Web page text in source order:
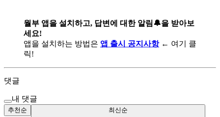
월부 앱을 설치하고, 답변에 대한 알림🔔을 받아보
세요!
앱을 설치하는 방법은 앱 출시 공지사항← 여기 클
릭!
댓글
내 댓글
추천순 최신순